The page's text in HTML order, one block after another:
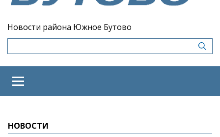
Новости района Южное Бутово
НОВОСТИ